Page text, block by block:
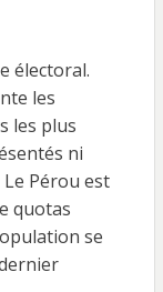
électoral.
les
les plus
ni
Pérou est
quotas
se